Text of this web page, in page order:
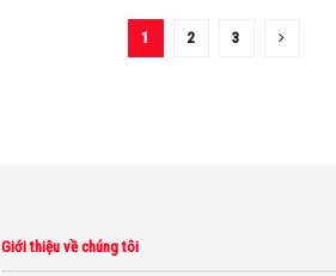
1 2 3
Giới thiệu về chúng tôi